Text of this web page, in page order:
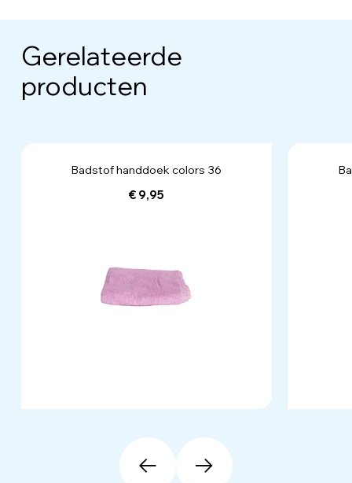
Gerelateerde
producten
Badstof handdoek colors 36
€ 9,95